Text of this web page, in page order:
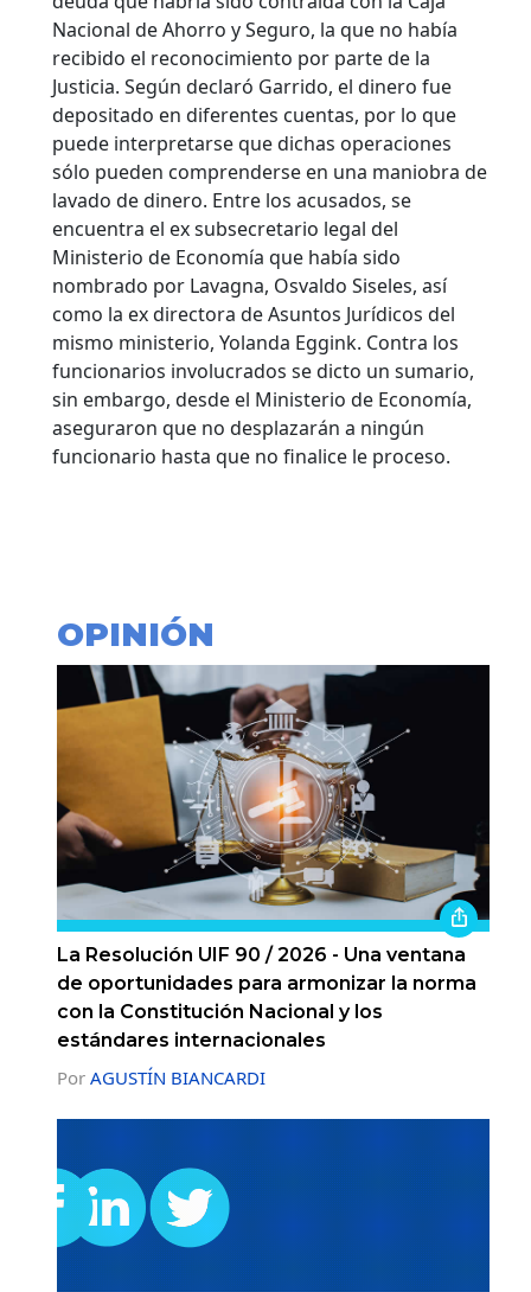
Nacional de Ahorro y Seguro, la que no había
recibido el reconocimiento por parte de la
Justicia. Según declaró Garrido, el dinero fue
depositado en diferentes cuentas, por lo que
puede interpretarse que dichas operaciones
sólo pueden comprenderse en una maniobra de
lavado de dinero. Entre los acusados, se
encuentra el ex subsecretario legal del
Ministerio de Economía que había sido
nombrado por Lavagna, Osvaldo Siseles, así
como la ex directora de Asuntos Jurídicos del
mismo ministerio, Yolanda Eggink. Contra los
funcionarios involucrados se dicto un sumario,
sin embargo, desde el Ministerio de Economía,
aseguraron que no desplazarán a ningún
funcionario hasta que no finalice le proceso.
OPINIÓN
La Resolución UIF 90 / 2026 - Una ventana
de oportunidades para armonizar la norma
con la Constitución Nacional y los
estándares internacionales
Por AGUSTÍN BIANCARDI